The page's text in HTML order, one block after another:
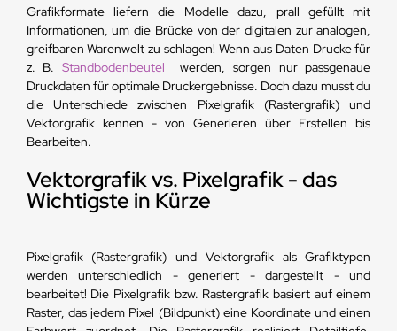
Grafikformate liefern die Modelle dazu, prall gefüllt mit
Informationen, um die Brücke von der digitalen zur analogen,
greifbaren Warenwelt zu schlagen! Wenn aus Daten Drucke für
z. B. Standbodenbeutelwerden, sorgen nur passgenaue
Druckdaten für optimale Druckergebnisse. Doch dazu musst du
die Unterschiede zwischen Pixelgrafik (Rastergrafik) und
Vektorgrafik kennen - von Generieren über Erstellen bis
Bearbeiten.
Vektorgrafik vs. Pixelgrafik - das
Wichtigste in Kürze
Pixelgrafik (Rastergrafik) und Vektorgrafik als Grafiktypen
werden unterschiedlich - generiert - dargestellt - und
bearbeitet! Die Pixelgrafik bzw. Rastergrafik basiert auf einem
Raster, das jedem Pixel (Bildpunkt) eine Koordinate und einen